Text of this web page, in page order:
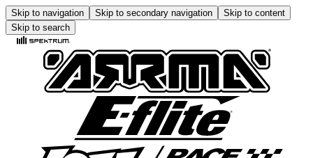
Skip to navigation Skip to secondary navigation
Skip to content
Skip to search